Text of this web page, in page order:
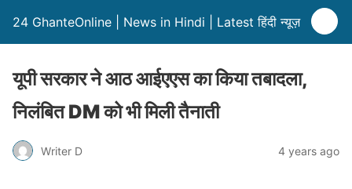
24 GhanteOnline | News in Hindi | Latest हिंदी न्यूज़
यूपी सरकार ने आठ आईएएस का किया तबादला,
निलंबित DM को भी मिली तैनाती
Writer D 4 years ago